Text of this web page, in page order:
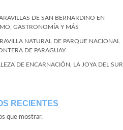
DE SAN BERNARDINO EN
GASTRONOMÍA Y MÁS
NATURAL DE PARQUE NACIONAL
DE PARAGUAY
DE ENCARNACIÓN, LA JOYA DEL SUR
RECIENTES
que mostrar.